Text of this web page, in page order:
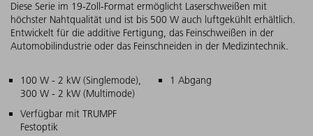
Diese Serie im 19-Zoll-Format ermöglicht Laserschweißen mit
höchster Nahtqualität und ist bis 500 W auch luftgekühlt erhältlich.
Entwickelt für die additive Fertigung, das Feinschweißen in der
Automobilindustrie oder das Feinschneiden in der Medizintechnik.
Hauptmerkmale
100 W - 2 kW (Singlemode),
300 W - 2 kW (Multimode)
1 Abgang
Verfügbar mit TRUMPF
Festoptik